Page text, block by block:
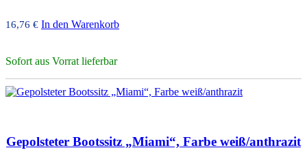
16,76 € In den Warenkorb
Sofort aus Vorrat lieferbar
Gepolsteter Bootssitz „Miami“, Farbe weiß/anthrazit